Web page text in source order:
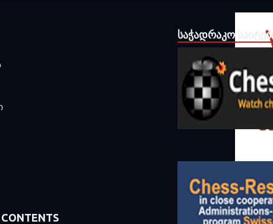
ᲡᲐᲭᲐᲓᲠᲐᲙᲝ ᲡᲐᲘᲢᲔᲑᲘ